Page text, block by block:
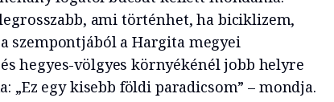
ami történhet, ha biciklizem,
szempontjából a Hargita megyei
hegyes-völgyes környékénél jobb helyre
„Ez egy kisebb földi paradicsom” – mondja.